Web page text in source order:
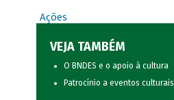
Ações
VEJA TAMBÉM
O BNDES e o apoio à cultura
Patrocínio a eventos culturais